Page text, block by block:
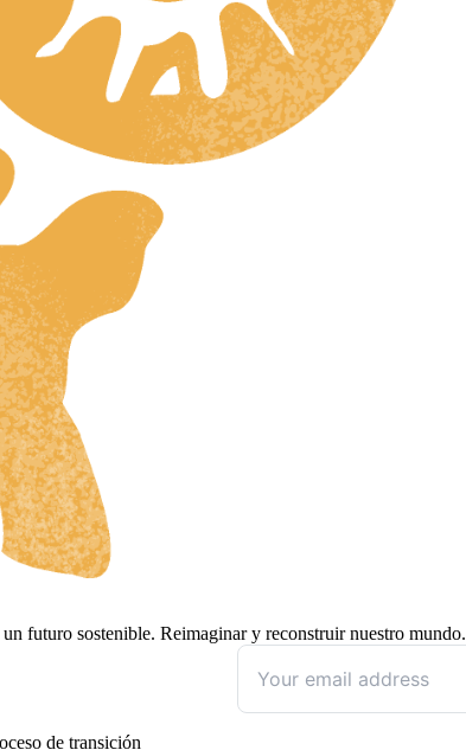
futuro sostenible. Reimaginar y reconstruir nuestro mundo.
de transición